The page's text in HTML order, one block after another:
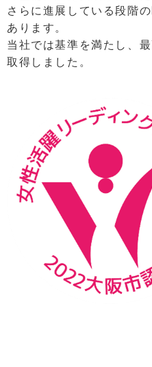
さらに進展している段階
あります。
当社では基準を満たし、
取得しました。